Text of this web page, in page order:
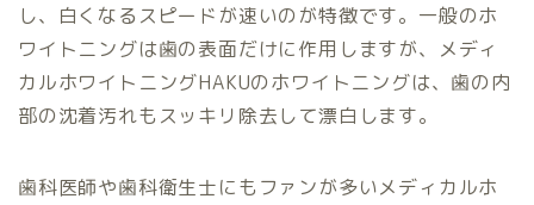
し、白くなるスピードが速いのが特徴です。一般のホ
ワイトニングは歯の表面だけに作用しますが、メディ
カルホワイトニングHAKUのホワイトニングは、歯の内
部の沈着汚れもスッキリ除去して漂白します。
歯科医師や歯科衛生士にもファンが多いメディカルホ